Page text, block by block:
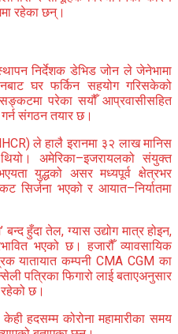
रहेका छन्।
निर्देशकडेभिड जोनले जेनेभामा
घर फर्किन सहयोग गरिसकेको
परेका सयौँ आप्रवासीसहित
संगठन तयार छ।
ले हालै इरानमा ३२ लाख मानिस
अमेरिका–इजरायलको संयुक्त
युद्धको असर मध्यपूर्व क्षेत्रभर
सिर्जना भएको र आयात–निर्यातमा
’ बन्द हुँदा तेल, ग्यास उद्योग मात्र होइन,
भएको छ। हजारौँ व्यावसायिक
यातायात कम्पनीCMA CGM का
पत्रिकाफिगारोलाई बताएअनुसार
छ।
हदसम्म कोरोना महामारीका समय